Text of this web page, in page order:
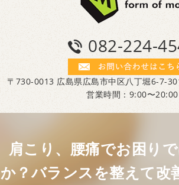
082-224-
〒730-0013 広島県広島市中区八丁堀6-7-
営業時間：9:00〜20:00
肩こり、腰痛でお困り
か？バランスを整えて改